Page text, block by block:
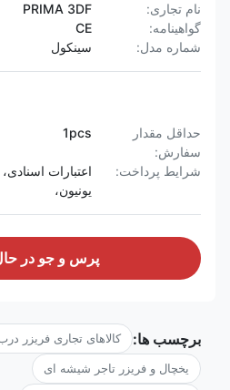
نام تجاری:
PRIMA 3DF
گواهینامه:
CE
شماره مدل:
سینکول
حداقل مقدار
سفارش:
1pcs
شرایط پرداخت:
یونیون،
پرس و جو در
برچسب ها: کالاهای تجاری فریزر
یخچال و فریزر تاجر شیشه ای